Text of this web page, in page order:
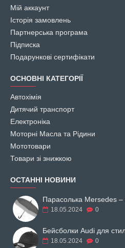
Як підібрати гальмівну рідину для
купити гальмівну рідину, відповідну
виробника авто і на умови
менеджери «CORS» допоможуть
Мій аккаунт
Історія замовлень
Партнерська програма
Підписка
Подарункові сертифікати
ОСНОВНІ КАТЕГОРІЇ
Автохімія
Дитячий транспорт
Електроніка
Моторні Масла та Рідини
Мототовари
Товари зі знижкою
ОСТАННІ НОВИНИ
Парасолька Mersedes –
18.05.2024 0
Бейсболки Audi для
18.05.2024 0